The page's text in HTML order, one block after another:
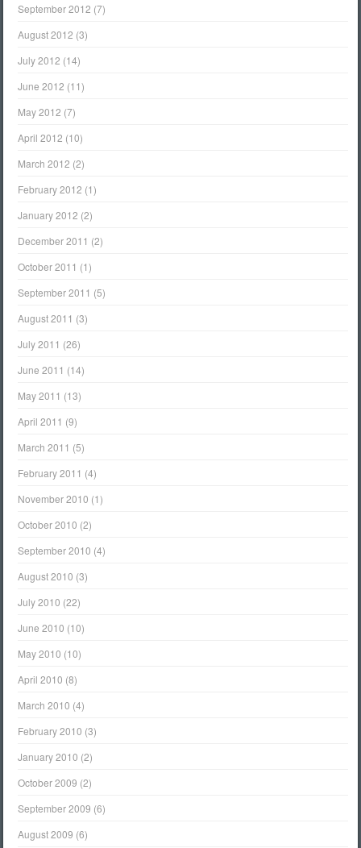
September 2012 (7)
August 2012 (3)
July 2012 (14)
June 2012 (11)
May 2012 (7)
April 2012 (10)
March 2012 (2)
February 2012 (1)
January 2012 (2)
December 2011 (2)
October 2011 (1)
September 2011 (5)
August 2011 (3)
July 2011 (26)
June 2011 (14)
May 2011 (13)
April 2011 (9)
March 2011 (5)
February 2011 (4)
November 2010 (1)
October 2010 (2)
September 2010 (4)
August 2010 (3)
July 2010 (22)
June 2010 (10)
May 2010 (10)
April 2010 (8)
March 2010 (4)
February 2010 (3)
January 2010 (2)
October 2009 (2)
September 2009 (6)
August 2009 (6)